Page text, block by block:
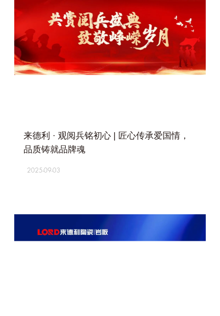
来德利 · 观阅兵铭初心 | 匠心传承爱国情，
品质铸就品牌魂
2025-09-03